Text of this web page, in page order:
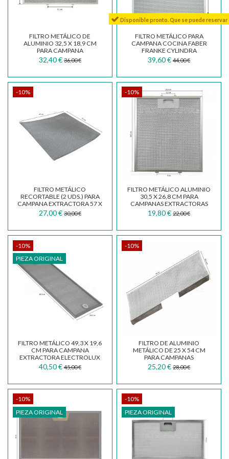
FILTRO METÁLICO DE
ALUMINIO 32,5 X 18,9 CM
PARA CAMPANA
EXTRACTORA FABER FRANKE
SMEG...
32,40 € 36,00 €
Disponible pronto. Que se puede reservar
FILTRO METÁLICO PARA
CAMPANA COCINA FABER
FRANKE CYLINDRA
133.0017.598
39,60 € 44,00 €
-10%
FILTRO METÁLICO
RECORTABLE (2 UDS.) PARA
CAMPANA EXTRACTORA 57 X
47 CM FKA570
27,00 € 30,00 €
-10%
FILTRO METÁLICO ALUMINIO
30,5 X 26,8 CM PARA
CAMPANAS EXTRACTORAS
ELICA ELECTROLUX SMEG...
19,80 € 22,00 €
-10%
PIEZA ORIGINAL
FILTRO METÁLICO 49,3 X 19,6
CM PARA CAMPANA
EXTRACTORA ELECTROLUX
BEST 50285517004
40,50 € 45,00 €
-10%
FILTRO DE ALUMINIO
METÁLICO DE 25 X 54 CM
PARA CAMPANAS
EXTRACTORAS FABER
SMEG...
25,20 € 28,00 €
-10%
PIEZA ORIGINAL
-10%
PIEZA ORIGINAL